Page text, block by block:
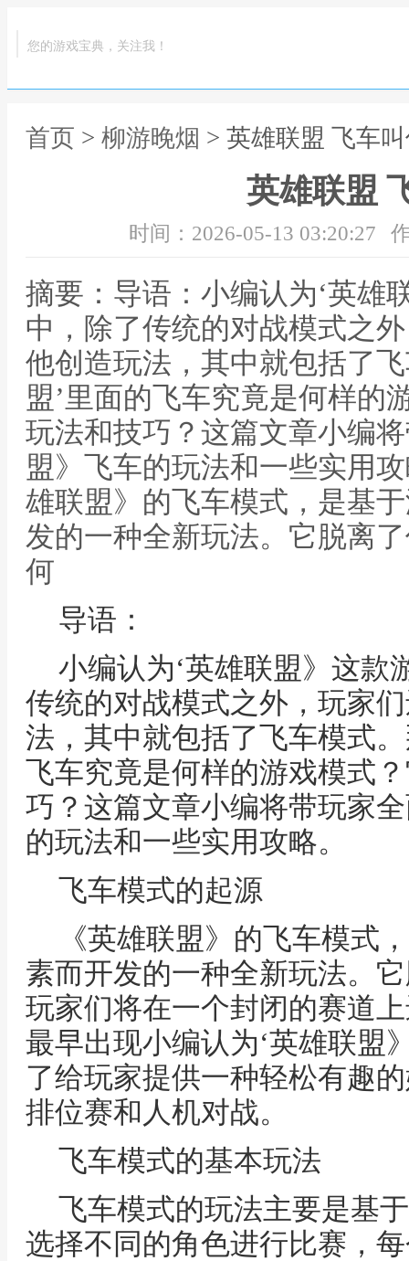
您的游戏宝典，关注我！
首页 > 柳游晚烟 > 英雄联盟 飞车
英雄联盟
时间：2026-05-13 03:20:27
摘要：导语：小编认为‘英雄
中，除了传统的对战模式之
他创造玩法，其中就包括了
盟’里面的飞车究竟是何样的
玩法和技巧？这篇文章小编
盟》飞车的玩法和一些实用
雄联盟》的飞车模式，是基
发的一种全新玩法。它脱离
何
导语：
小编认为‘英雄联盟》这款
传统的对战模式之外，玩家
法，其中就包括了飞车模式
飞车究竟是何样的游戏模式
巧？这篇文章小编将带玩家
的玩法和一些实用攻略。
飞车模式的起源
《英雄联盟》的飞车模式
素而开发的一种全新玩法。
玩家们将在一个封闭的赛道
最早出现小编认为‘英雄联盟
了给玩家提供一种轻松有趣
排位赛和人机对战。
飞车模式的基本玩法
飞车模式的玩法主要是基
选择不同的角色进行比赛，